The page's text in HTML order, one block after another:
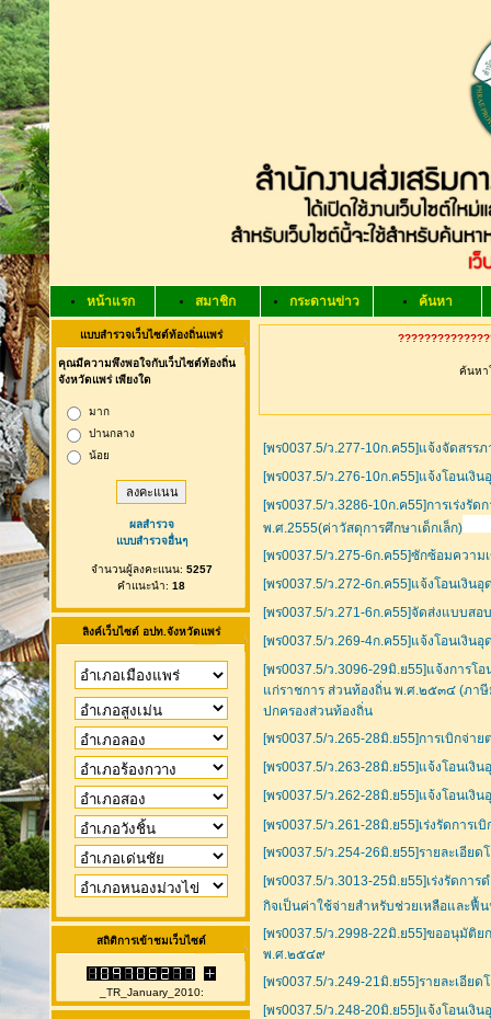
หน้าแรก สมาชิก กระดานข่าว ค้นหา
แบบสำรวจเว็บไซต์ท้องถิ่นแพร่
คุณมีความพึงพอใจกับเว็บไซต์ท้องถิ่น
จังหวัดแพร่ เพียงใด
มาก
ปานกลาง
น้อย
ผลสำรวจ
แบบสำรวจอื่นๆ
จำนวนผู้ลงคะแนน: 5257
คำแนะนำ: 18
ลิงค์เว็บไซต์ อปท.จังหวัดแพร่
สถิติการเข้าชมเว็บไซต์
_TR_January_2010:
ค้นหา
[พร0037.5/ว.277-10ก.ค55]แจ้งจัดสรร
[พร0037.5/ว.276-10ก.ค55]แจ้งโอนเงิ
[พร0037.5/ว.3286-10ก.ค55]การเร่งรั
พ.ศ.2555(ค่าวัสดุการศึกษาเด็กเล็ก)
[พร0037.5/ว.275-6ก.ค55]ซักซ้อมความ
[พร0037.5/ว.272-6ก.ค55]แจ้งโอนเงิน
[พร0037.5/ว.271-6ก.ค55]จัดส่งแบบส
[พร0037.5/ว.269-4ก.ค55]แจ้งโอนเงิน
[พร0037.5/ว.3096-29มิ.ย55]แจ้งการโ
แก่ราชการ ส่วนท้องถิ่น พ.ศ.๒๕๓๔ (ภา
ปกครองส่วนท้องถิ่น
[พร0037.5/ว.265-28มิ.ย55]การเบิกจ่า
[พร0037.5/ว.263-28มิ.ย55]แจ้งโอนเงิ
[พร0037.5/ว.262-28มิ.ย55]แจ้งโอนเงิ
[พร0037.5/ว.261-28มิ.ย55]เร่งรัดการ
[พร0037.5/ว.254-26มิ.ย55]รายละเอีย
[พร0037.5/ว.3013-25มิ.ย55]เร่งรัดกา
กิจเป็นค่าใช้จ่ายสำหรับช่วยเหลือและ
[พร0037.5/ว.2998-22มิ.ย55]ขออนุมัติ
พ.ศ.๒๕๔๙
[พร0037.5/ว.249-21มิ.ย55]รายละเอีย
[พร0037.5/ว.248-20มิ.ย55]แจ้งโอนเงิ